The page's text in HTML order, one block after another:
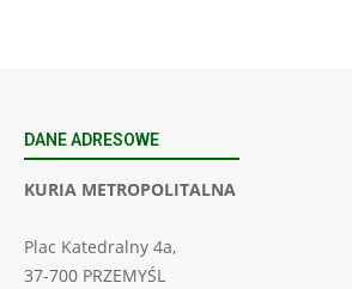
DANE ADRESOWE
KURIA METROPOLITALNA
Plac Katedralny 4a,
37-700 PRZEMYŚL